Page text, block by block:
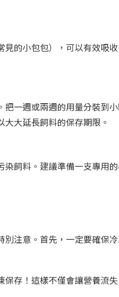
的小包包），可以有效吸
一週或兩週的用量分裝到
大延長飼料的保存期限。
飼料。建議準備一支專用
注意。首先，一定要確保
存！這樣不僅會讓營養流